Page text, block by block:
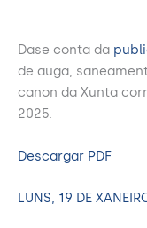
Dase conta da
de auga,
canon da Xunta
2025.
Descargar PDF
LUNS, 19 DE